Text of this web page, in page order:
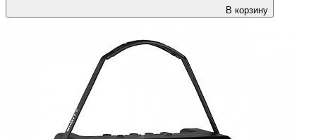
В корзину